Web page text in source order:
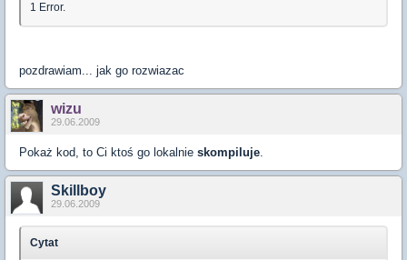
1 Error.
pozdrawiam... jak go rozwiazac
wizu
29.06.2009
Pokaż kod, to Ci ktoś go lokalnie skompiluje.
Skillboy
29.06.2009
Cytat